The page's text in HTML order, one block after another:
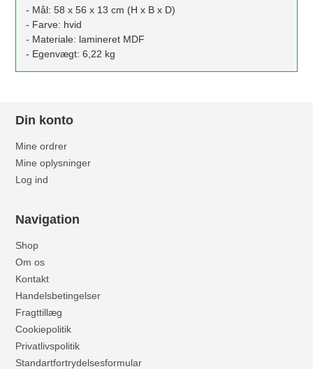
- Mål: 58 x 56 x 13 cm (H x B x D)
- Farve: hvid
- Materiale: lamineret MDF
- Egenvægt: 6,22 kg
Din konto
Mine ordrer
Mine oplysninger
Log ind
Navigation
Shop
Om os
Kontakt
Handelsbetingelser
Fragttillæg
Cookiepolitik
Privatlivspolitik
Standartfortrydelsesformular